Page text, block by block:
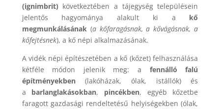
(ignimbrit) következtében a tájegység településein
jelentős hagyománya alakult ki a kő
megmunkálásának(a kőfaragásnak, a kővágásnak, a
kőfejtésnek), a kő népi alkalmazásának.
A vidék népi építészetében a kő (kőzet) felhasználása
kétféle módon jelenik meg: a fennálló falú
építményekben(lakóházak, ólak, istállók) és
a barlanglakásokban, pincékben, egyéb kőzetbe
faragott gazdasági rendeltetésű helyiségekben (ólak,